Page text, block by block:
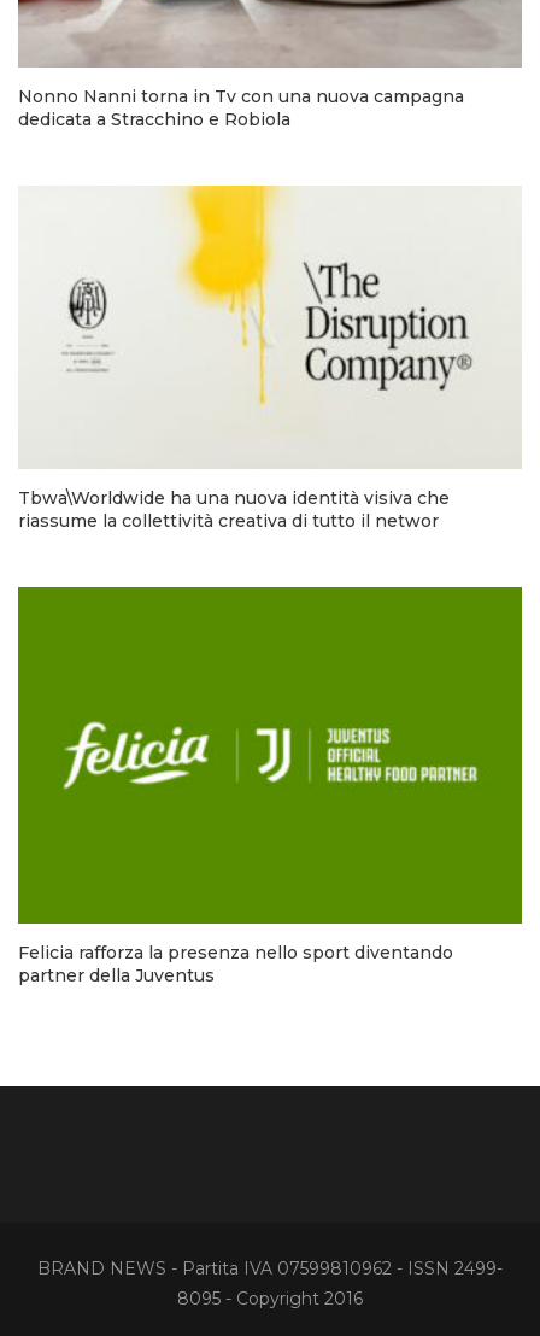
Nonno Nanni torna in Tv con una nuova campagna
dedicata a Stracchino e Robiola
Tbwa\Worldwide ha una nuova identità visiva che
riassume la collettività creativa di tutto il networ
Felicia rafforza la presenza nello sport diventando
partner della Juventus
BRAND NEWS - Partita IVA 07599810962 - ISSN 2499-
8095 - Copyright 2016